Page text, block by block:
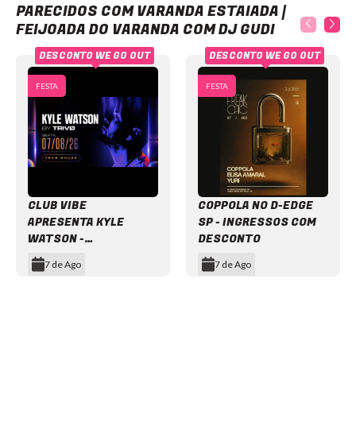
PARECIDOS COM VARANDA ESTAIADA |
FEIJOADA DO VARANDA COM DJ GUDI
FESTA
CLUB VIBE
APRESENTA KYLE
WATSON -
INGRESSOS COM
DESCONTO
7 de Ago
DESCONTO WE GO OUT
FESTA
COPPOLA NO D-EDGE
SP - INGRESSOS COM
DESCONTO
7 de Ago
DESCONTO WE GO OUT